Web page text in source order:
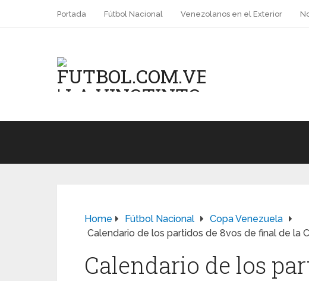
Portada Fútbol Nacional Venezolanos en el Exterior
Home Fútbol Nacional
Copa Venezuela
Calendario de los partidos de 8vos de final de la
Calendario de los